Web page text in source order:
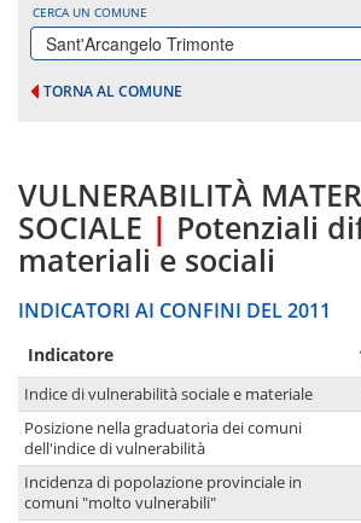
CERCA UN COMUNE
Sant'Arcangelo Trimonte
TORNA AL COMUNE
VULNERABILITÀ
SOCIALE | Potenziali
materiali e sociali
INDICATORI AI CONFINI DEL 2011
Indicatore
Indice di vulnerabilità sociale e materiale
Posizione nella graduatoria dei comuni
dell'indice di vulnerabilità
Incidenza di popolazione provinciale in
comuni "molto vulnerabili"